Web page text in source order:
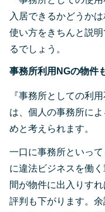
入居できるかどうか
使い方をきちんと説
るでしょう。
事務所利用NGの物件
『事務所としての利
は、個人の事務所に
めと考えられます。
一口に事務所といっ
に違法ビジネスを働
間が物件に出入りす
評判も下がります。